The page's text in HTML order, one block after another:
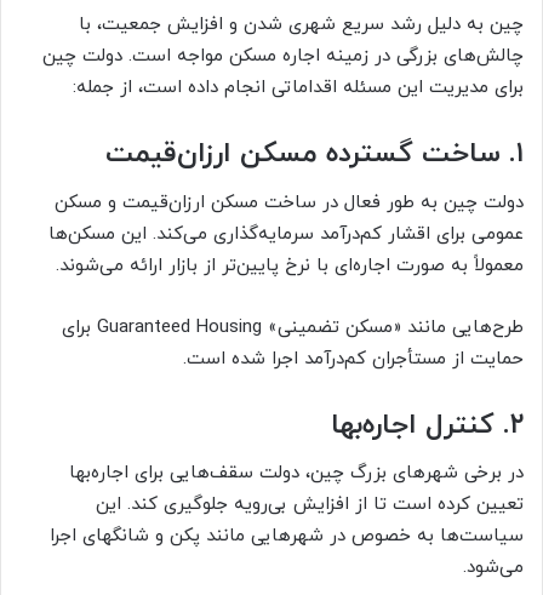
چین به دلیل رشد سریع شهری شدن و افزایش جمعیت، با
چالش‌های بزرگی در زمینه اجاره مسکن مواجه است. دولت چین
برای مدیریت این مسئله اقداماتی انجام داده است، از جمله:
۱. ساخت گسترده مسکن ارزان‌قیمت
دولت چین به طور فعال در ساخت مسکن ارزان‌قیمت و مسکن
عمومی برای اقشار کم‌درآمد سرمایه‌گذاری می‌کند. این مسکن‌ها
معمولاً به صورت اجاره‌ای با نرخ پایین‌تر از بازار ارائه می‌شوند.
طرح‌هایی مانند «مسکن تضمینی» Guaranteed Housing برای
حمایت از مستأجران کم‌درآمد اجرا شده است.
۲. کنترل اجاره‌بها
در برخی شهرهای بزرگ چین، دولت سقف‌هایی برای اجاره‌بها
تعیین کرده است تا از افزایش بی‌رویه جلوگیری کند. این
سیاست‌ها به خصوص در شهرهایی مانند پکن و شانگهای اجرا
می‌شود.